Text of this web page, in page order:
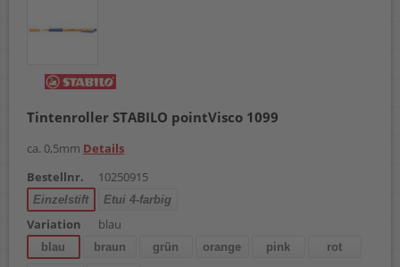
Tintenroller STABILO pointVisco 1099
ca. 0,5mm Details
Bestellnr.
10250915
Einzelstift Etui 4-farbig
Variation blau
blau braun grün orange pink rot